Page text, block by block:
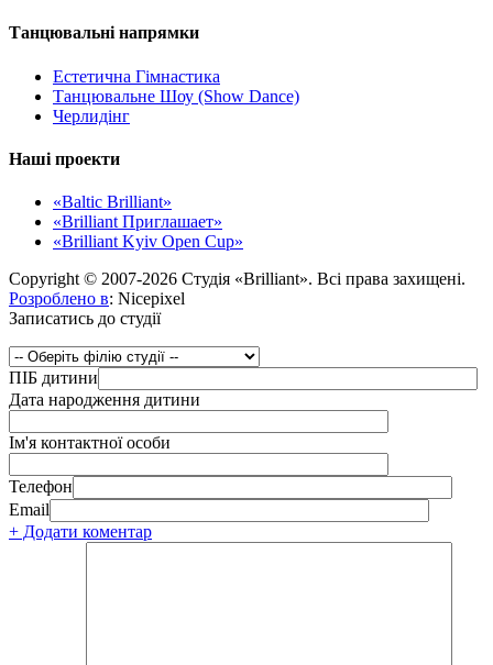
Танцювальні напрямки
Естетична Гімнастика
Танцювальне Шоу (Show Dance)
Черлидінг
Наші проекти
«Baltic Brilliant»
«Brilliant Приглашает»
«Brilliant Kyiv Open Cup»
Copyright © 2007-2026 Студія «Brilliant». Всі права захищені.
Розроблено в: Nicepixel
Записатись до студії
ПІБ дитини
Дата народження дитини
Ім'я контактної особи
Телефон
Email
+ Додати коментар